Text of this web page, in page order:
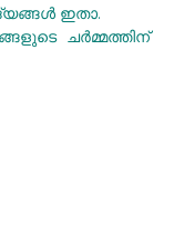
ഇതാ.
ചർമ്മത്തിന്